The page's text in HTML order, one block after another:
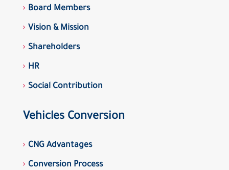
Board Members
Vision & Mission
Shareholders
HR
Social Contribution
Vehicles Conversion
CNG Advantages
Conversion Process